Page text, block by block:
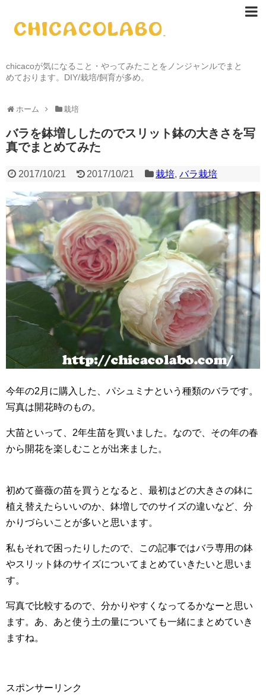
chicacoが気になること・やってみたことをノンジャンルでまと
めております。DIY/栽培/飼育が多め。
ホーム 栽培
バラを鉢増ししたのでスリット鉢の大きさを写
真でまとめてみた
2017/10/21 2017/10/21 栽培,バラ栽培
今年の2月に購入した、パシュミナという種類のバラです。
写真は開花時のもの。
大苗といって、2年生苗を買いました。なので、その年の春
から開花を楽しむことが出来ました。
初めて薔薇の苗を買うとなると、最初はどの大きさの鉢に
植え替えたらいいのか、鉢増しでのサイズの違いなど、分
かりづらいことが多いと思います。
私もそれで困ったりしたので、この記事ではバラ専用の鉢
やスリット鉢のサイズについてまとめていきたいと思いま
す。
写真で比較するので、分かりやすくなってるかなーと思い
ます。あ、あと使う土の量についても一緒にまとめていき
ますね。
スポンサーリンク